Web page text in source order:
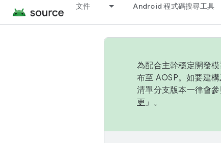
文件 Android 程式碼搜尋工具
為配合主幹穩定開發
布至 AOSP。如要建
清單分支版本一律會
更 」。